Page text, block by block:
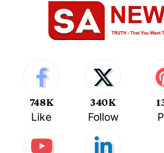
748K
Like
340K
Follow